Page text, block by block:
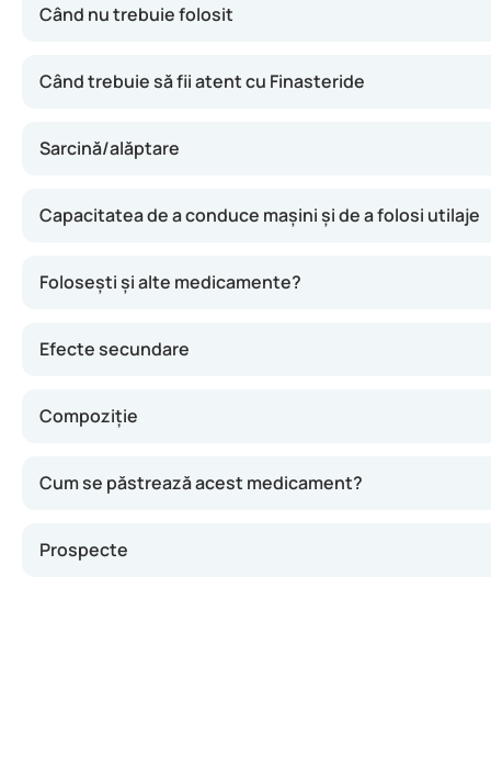
Când nu trebuie folosit
Când trebuie să fii atent cu Finasteride
Sarcină/alăptare
Capacitatea de a conduce mașini și de a folosi utilaje
Folosești și alte medicamente?
Efecte secundare
Compoziție
Cum se păstrează acest medicament?
Prospecte